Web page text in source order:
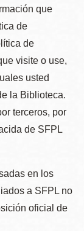
que
de
de
visite o use,
usted
la Biblioteca.
terceros, por
de SFPL
en los
a SFPL no
oficial de